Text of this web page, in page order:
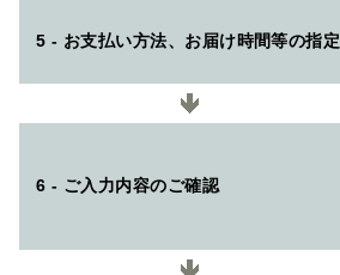
5 - お支払い方法、お届け時間等の指定
6 - ご入力内容のご確認